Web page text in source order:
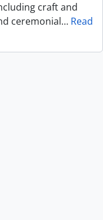
craft and
ceremonial… Read